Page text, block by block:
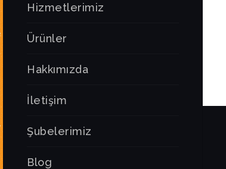
Hizmetlerimiz
Ürünler
Hakkımızda
İletişim
Şubelerimiz
Blog